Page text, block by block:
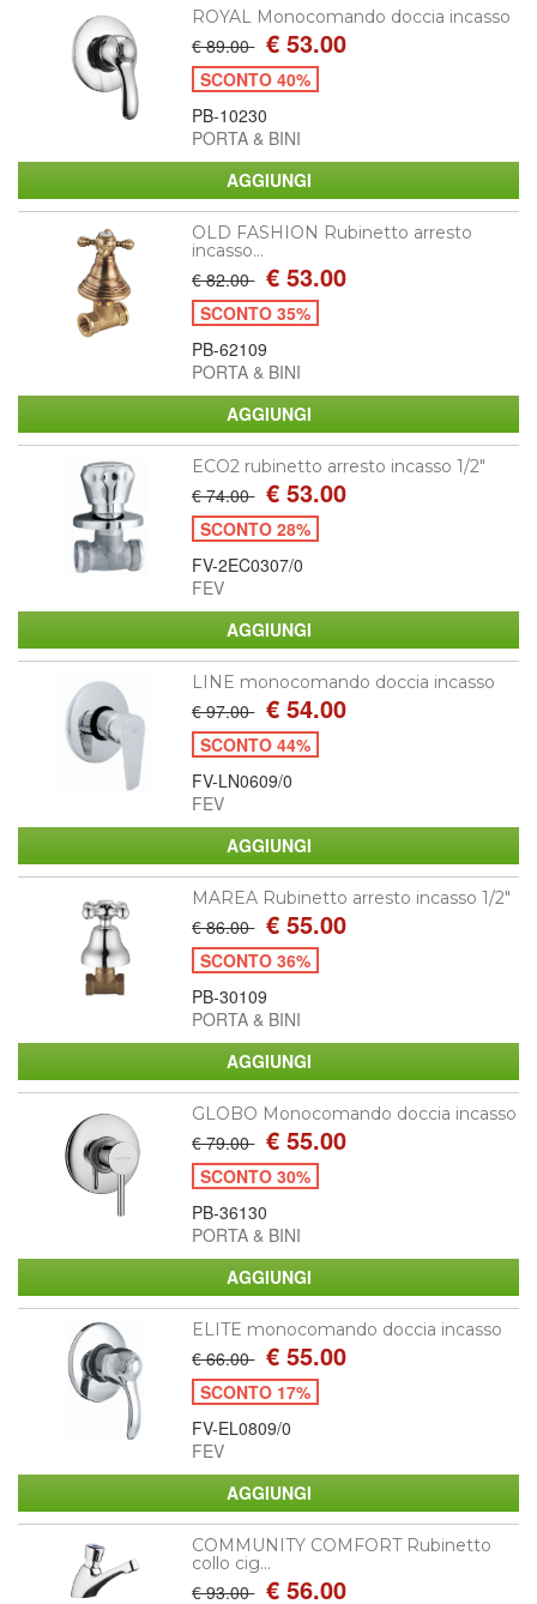
ROYAL Monocomando doccia incasso
€ 89.00 € 53.00
SCONTO 40%
PB-10230
PORTA & BINI
OLD FASHION Rubinetto arresto
incasso...
€ 82.00 € 53.00
SCONTO 35%
PB-62109
PORTA & BINI
ECO2 rubinetto arresto incasso 1/2"
€ 74.00 € 53.00
SCONTO 28%
FV-2EC0307/0
FEV
LINE monocomando doccia incasso
€ 97.00 € 54.00
SCONTO 44%
FV-LN0609/0
FEV
MAREA Rubinetto arresto incasso 1/2"
€ 86.00 € 55.00
SCONTO 36%
PB-30109
PORTA & BINI
GLOBO Monocomando doccia incasso
€ 79.00 € 55.00
SCONTO 30%
PB-36130
PORTA & BINI
ELITE monocomando doccia incasso
€ 66.00 € 55.00
SCONTO 17%
FV-EL0809/0
FEV
COMMUNITY COMFORT Rubinetto
collo cig...
€ 93.00 € 56.00